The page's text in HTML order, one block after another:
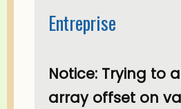
Entreprise
Notice: Trying to
array offset on